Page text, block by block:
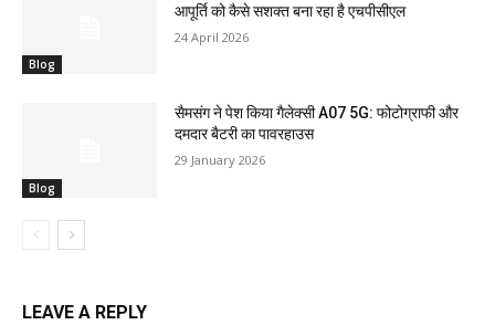
Blog
आपूर्ति को कैसे सशक्त बना रहा है एचपीसीएल
24 April 2026
Blog
सैमसंग ने पेश किया गैलेक्सी A07 5G: फोटोग्राफी और
दमदार बैटरी का पावरहाउस
29 January 2026
LEAVE A REPLY